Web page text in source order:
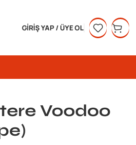
GIRIŞ YAP / ÜYE OL
Voodoo